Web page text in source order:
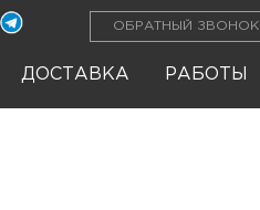
ОБРАТНЫЙ ЗВОНОК
ДОСТАВКА РАБОТЫ